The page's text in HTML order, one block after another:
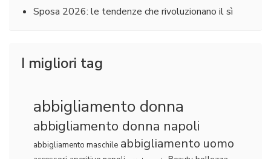
Sposa 2026: le tendenze che rivoluzionano il sì
I migliori tag
abbigliamento donna
abbigliamento donna napoli
abbigliamento maschile abbigliamento uomo